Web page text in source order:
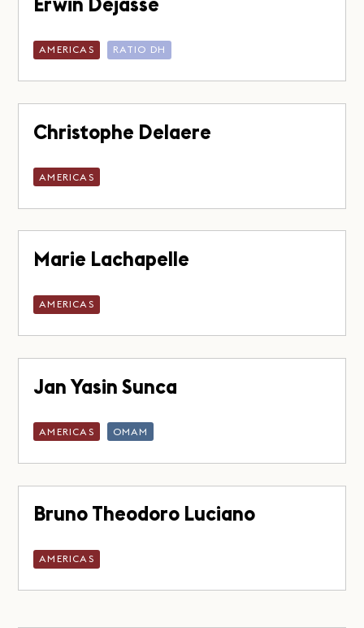
AMERICAS RATIO DH
Christophe Delaere
AMERICAS
Marie Lachapelle
AMERICAS
Jan Yasin Sunca
AMERICAS OMAM
Bruno Theodoro Luciano
AMERICAS